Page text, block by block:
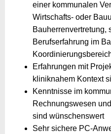
einer kommunalen
Wirtschafts- oder
Bauherrenvertretung,
Berufserfahrung im
Erfahrungen mit
kliniknahem Kontext
Kenntnisse im
Rechnungswesen
sind wünschenswert
Sehr sichere PC-